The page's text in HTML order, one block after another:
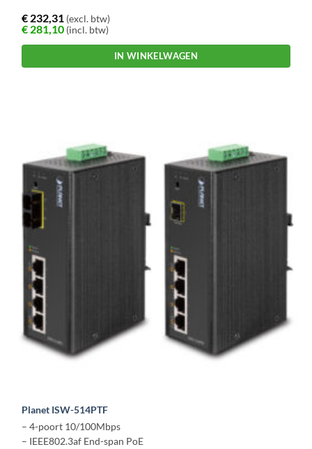
€ 232,31 (excl. btw)
€ 281,10 (incl. btw)
IN WINKELWAGEN
Planet ISW-514PTF
– 4-poort 10/100Mbps
– IEEE802.3af End-span PoE